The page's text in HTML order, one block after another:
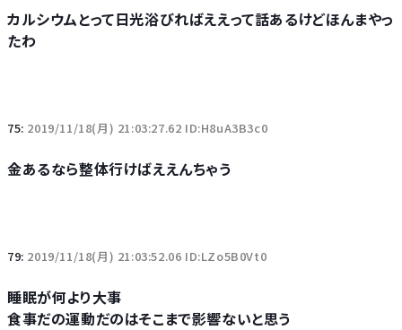
カルシウムとって日光浴びればええって話あるけどほんまやっ
たわ
75: 2019/11/18(月) 21:03:27.62 ID:H8uA3B3c0
金あるなら整体行けばええんちゃう
79: 2019/11/18(月) 21:03:52.06 ID:LZo5B0Vt0
睡眠が何より大事
食事だの運動だのはそこまで影響ないと思う